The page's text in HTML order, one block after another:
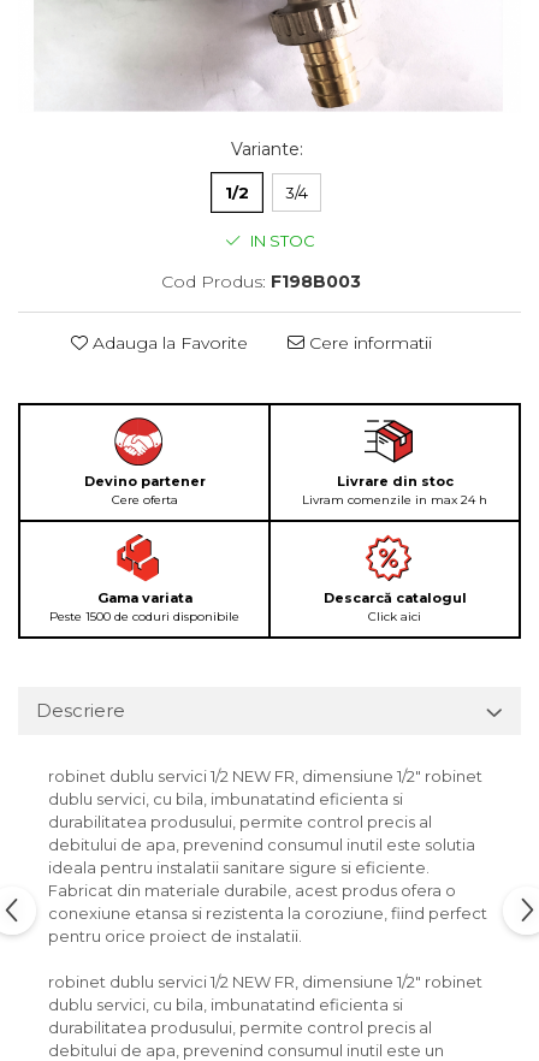
Variante:
1/2 3/4
IN STOC
Cod Produs: F198B003
Adauga la Favorite Cere informatii
Devino partener
Cere oferta
Livrare din stoc
Livram comenzile in max 24 h
Gama variata
Peste 1500 de coduri disponibile
Descarcă catalogul
Click aici
Descriere
robinet dublu servici 1/2 NEW FR, dimensiune 1/2" robinet
dublu servici, cu bila, imbunatatind eficienta si
durabilitatea produsului, permite control precis al
debitului de apa, prevenind consumul inutil este solutia
ideala pentru instalatii sanitare sigure si eficiente.
Fabricat din materiale durabile, acest produs ofera o
conexiune etansa si rezistenta la coroziune, fiind perfect
pentru orice proiect de instalatii.
robinet dublu servici 1/2 NEW FR, dimensiune 1/2" robinet
dublu servici, cu bila, imbunatatind eficienta si
durabilitatea produsului, permite control precis al
debitului de apa, prevenind consumul inutil este un